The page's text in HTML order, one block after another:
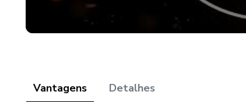
Vantagens Detalhes